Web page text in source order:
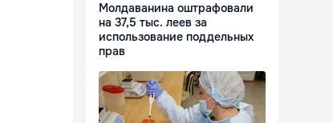
Молдаванина оштрафовали
на 37,5 тыс. леев за
использование поддельных
прав